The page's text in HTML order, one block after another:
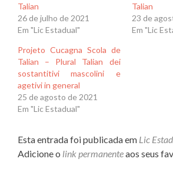
Talian
26 de julho de 2021
Em "Lic Estadual"
Talian
23 de
Em "Lic
Projeto Cucagna Scola de
Talian – Plural Talian dei
sostantitivi mascolini e
agetivi in general
25 de agosto de 2021
Em "Lic Estadual"
Esta entrada foi publicada em Lic
Adicione o link permanenteaos seus